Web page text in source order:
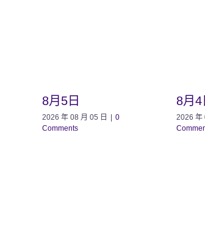
8月5日
2026 年 08 月 05 日
0
Comments
8月4
2026 年